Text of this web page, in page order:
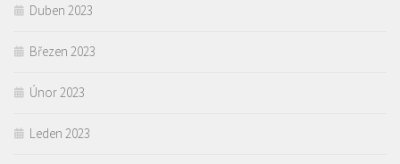
Duben 2023
Březen 2023
Únor 2023
Leden 2023